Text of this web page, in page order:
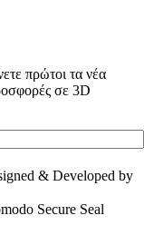
πρώτοι τα νέα
σε 3D
& Developed by